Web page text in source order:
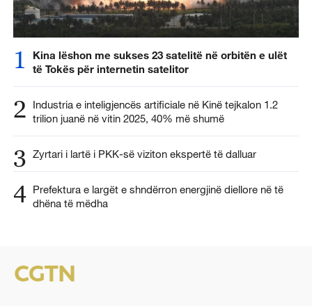
1
Kina lëshon me sukses 23 satelitë në orbitën e ulët
të Tokës për internetin satelitor
2
Industria e inteligjencës artificiale në Kinë tejkalon 1.2
trilion juanë në vitin 2025, 40% më shumë
3 Zyrtari i lartë i PKK-së viziton ekspertë të dalluar
4 Prefektura e largët e shndërron energjinë diellore në të
dhëna të mëdha